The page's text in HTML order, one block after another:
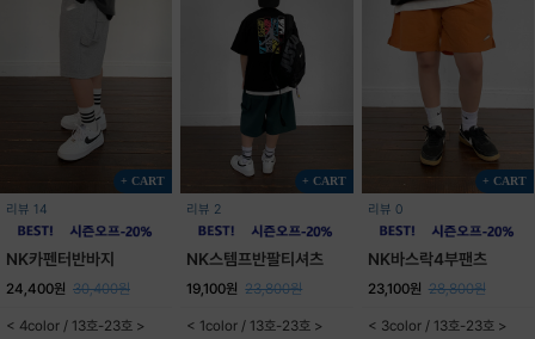
+ CART
리뷰 14
NK카펜터반바지
24,400원 30,400원
< 4color / 13호-23호 >
+ CART
리뷰 2
NK스템프반팔티셔츠
19,100원 23,800원
< 1color / 13호-23호 >
+ CART
리뷰 0
NK바스락4부팬츠
23,100원 28,800원
< 3color / 13호-23호 >